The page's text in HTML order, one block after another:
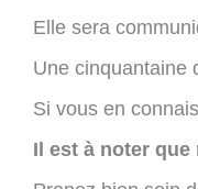
Elle sera
Une cinquantaine
Si vous en
Il est à noter